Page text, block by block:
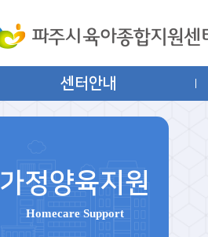
센터안내
가정양육지원
Homecare Support